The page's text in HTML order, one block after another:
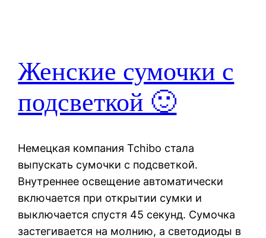
Женские сумочки с
подсветкой 🙂
Немецкая компания Tchibo стала
выпускать сумочки с подсветкой.
Внутреннее освещение автоматически
включается при открытии сумки и
выключается спустя 45 секунд. Сумочка
застегивается на молнию, а светодиоды в